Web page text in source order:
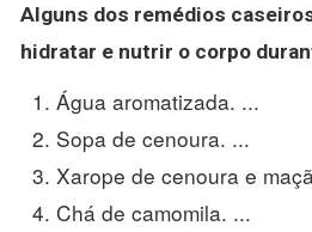
Alguns dos remédios
hidratar e nutrir o corpo
Água aromatizada. ...
Sopa de cenoura. ...
Xarope de cenoura e
Chá de camomila. ...